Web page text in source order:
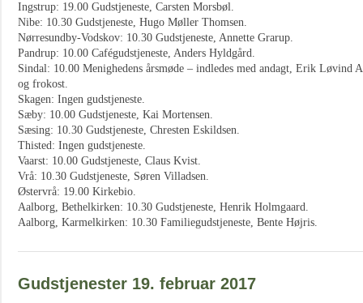
Ingstrup: 19.00 Gudstjeneste, Carsten Morsbøl.
Nibe: 10.30 Gudstjeneste, Hugo Møller Thomsen.
Nørresundby-Vodskov: 10.30 Gudstjeneste, Annette Grarup.
Pandrup: 10.00 Cafégudstjeneste, Anders Hyldgård.
Sindal: 10.00 Menighedens årsmøde – indledes med andagt, Erik Løvind
og frokost.
Skagen: Ingen gudstjeneste.
Sæby: 10.00 Gudstjeneste, Kai Mortensen.
Sæsing: 10.30 Gudstjeneste, Chresten Eskildsen.
Thisted: Ingen gudstjeneste.
Vaarst: 10.00 Gudstjeneste, Claus Kvist.
Vrå: 10.30 Gudstjeneste, Søren Villadsen.
Østervrå: 19.00 Kirkebio.
Aalborg, Bethelkirken: 10.30 Gudstjeneste, Henrik Holmgaard.
Aalborg, Karmelkirken: 10.30 Familiegudstjeneste, Bente Højris.
Gudstjenester 19. februar 2017